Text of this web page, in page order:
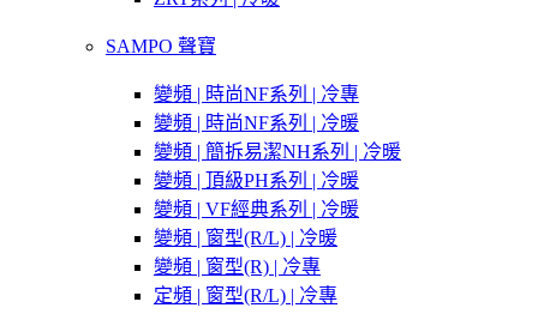
SAMPO 聲寶
變頻 | 時尚NF系列 | 冷專
變頻 | 時尚NF系列 | 冷暖
變頻 | 簡拆易潔NH系列 | 冷暖
變頻 | 頂級PH系列 | 冷暖
變頻 | VF經典系列 | 冷暖
變頻 | 窗型(R/L) | 冷暖
變頻 | 窗型(R) | 冷專
定頻 | 窗型(R/L) | 冷專